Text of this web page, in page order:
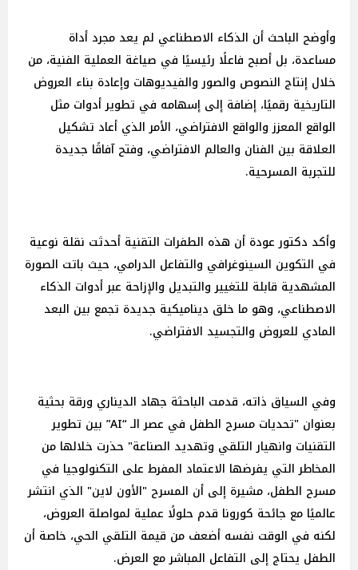
وأوضح الباحث أن الذكاء الاصطناعي لم يعد مجرد أداة
مساعدة، بل أصبح فاعلًا رئيسيًا في صياغة العملية الفنية، من
خلال إنتاج النصوص والصور والفيديوهات وإعادة بناء العروض
التاريخية رقميًا، إضافة إلى إسهامه في تطوير أدوات مثل
الواقع المعزز والواقع الافتراضي، الأمر الذي أعاد تشكيل
العلاقة بين الفنان والعالم الافتراضي، وفتح آفاقًا جديدة
للتجربة المسرحية.
وأكد دكتور عودة أن هذه الطفرات التقنية أحدثت نقلة نوعية
في التكوين السينوغرافي والتفاعل الدرامي، حيث باتت الصورة
المشهدية قابلة للتغيير والتبديل والإزاحة عبر أدوات الذكاء
الاصطناعي، وهو ما خلق ديناميكية جديدة تجمع بين البعد
المادي للعروض والتجسيد الافتراضي.
وفي السياق ذاته، قدمت الباحثة جهاد الديناري ورقة بحثية
بعنوان "تحديات مسرح الطفل في عصر الـ “AI” بين تطوير
التقنيات وانهيار التلقي وتهديد الصناعة" حذرت خلالها من
المخاطر التي يفرضها الاعتماد المفرط على التكنولوجيا في
مسرح الطفل، مشيرة إلى أن المسرح "الأون لاين" الذي انتشر
عالميًا مع جائحة كورونا قدم حلولًا عملية لمواصلة العروض،
لكنه في الوقت نفسه أضعف من قيمة التلقي الحي، خاصة أن
الطفل يحتاج إلى التفاعل المباشر مع العرض.